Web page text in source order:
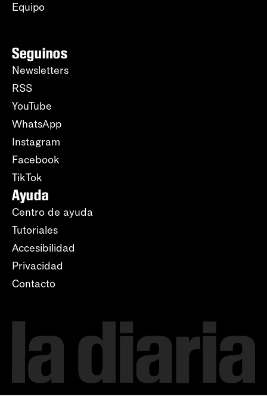
Equipo
Seguinos
Newsletters
RSS
YouTube
WhatsApp
Instagram
Facebook
TikTok
Ayuda
Centro de ayuda
Tutoriales
Accesibilidad
Privacidad
Contacto